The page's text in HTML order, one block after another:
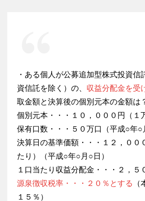
・ある個人が公募追加型株式投資信
資信託を除く）の、 収益分配金を受
取金額と決算後の個別元本の金額は
個別元本・・・１０，０００円（１
保有口数・・・５０万口（平成○年○
決算日の基準価額・・・１２，００
たり）（平成○年○月○日）
１口当たり収益分配金・・・２，５
源泉徴収税率・・・２０％とする
１５％）